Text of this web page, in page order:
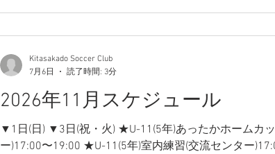
2026年11月スケジュール
▼1日(日) ▼3日(祝・火) ★U-11(5年)あったかホームカ
ー)17:00〜19:00 ★U-11(5年)室内練習(交流センター
Kitasakado Soccer Club
7月6日
読了時間: 3分